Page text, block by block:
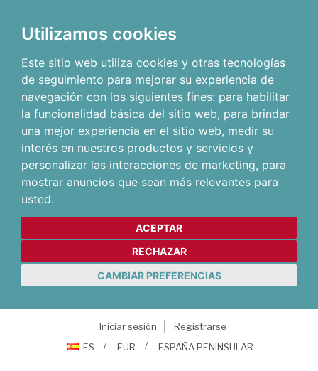
Utilizamos cookies
Este sitio web utiliza cookies y otras tecnologías
de seguimiento para mejorar su experiencia de
navegación con los siguientes fines: para habilitar
la funcionalidad básica del sitio web, para brindar
una mejor experiencia en el sitio web, medir su
interés en nuestros productos y servicios y
personalizar las interacciones de marketing, para
mostrar anuncios que sean más relevantes para
usted.
ACEPTAR
RECHAZAR
CAMBIAR PREFERENCIAS
Iniciar sesión
Registrarse
ES
EUR ESPAÑA PENINSULAR